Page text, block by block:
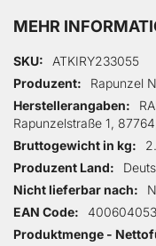
MEHR
Mehr Informationen
SKU
ATKIRY233055
Produzent
Rapunzel
Herstellerangaben
Rapunzelstraße 1,
Bruttogewicht in kg
Produzent Land
Nicht lieferbar nach
EAN Code
Produktmenge -